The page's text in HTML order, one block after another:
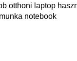
otthoni laptop
notebook